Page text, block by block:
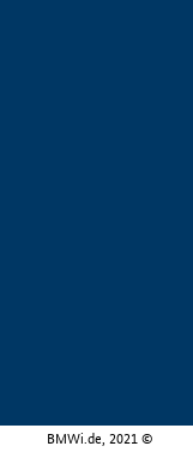
BMWi.de, 2021 ©